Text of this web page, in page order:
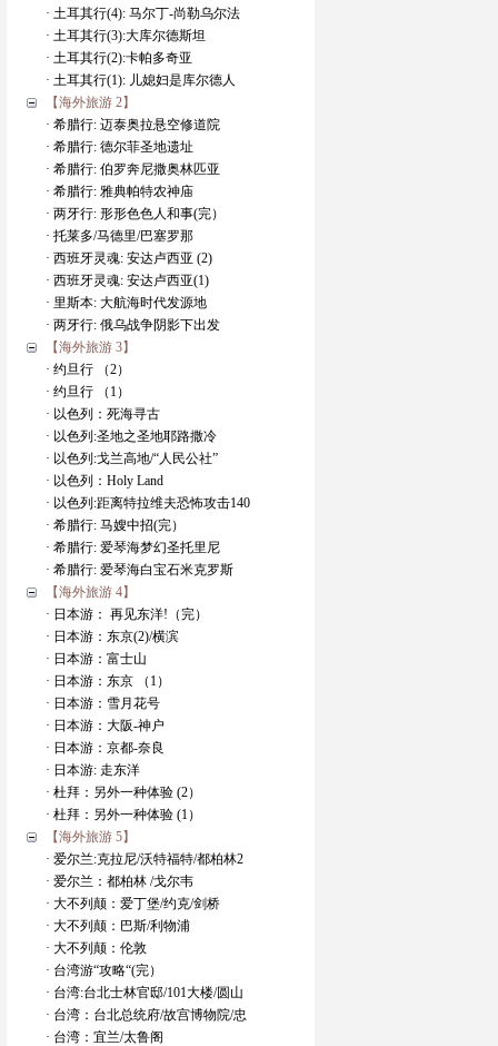
· 土耳其行(4): 马尔丁-尚勒乌尔法
· 土耳其行(3):大库尔德斯坦
· 土耳其行(2):卡帕多奇亚
· 土耳其行(1): 儿媳妇是库尔德人
【海外旅游 2】
· 希腊行: 迈泰奥拉悬空修道院
· 希腊行: 德尔菲圣地遗址
· 希腊行: 伯罗奔尼撒奥林匹亚
· 希腊行: 雅典帕特农神庙
· 两牙行: 形形色色人和事(完）
· 托莱多/马德里/巴塞罗那
· 西班牙灵魂: 安达卢西亚 (2)
· 西班牙灵魂: 安达卢西亚(1)
· 里斯本: 大航海时代发源地
· 两牙行: 俄乌战争阴影下出发
【海外旅游 3】
· 约旦行 （2）
· 约旦行 （1）
· 以色列：死海寻古
· 以色列:圣地之圣地耶路撒冷
· 以色列:戈兰高地/“人民公社”
· 以色列：Holy Land
· 以色列:距离特拉维夫恐怖攻击140
· 希腊行: 马嫂中招(完）
· 希腊行: 爱琴海梦幻圣托里尼
· 希腊行: 爱琴海白宝石米克罗斯
【海外旅游 4】
· 日本游： 再见东洋!（完）
· 日本游：东京(2)/横滨
· 日本游：富士山
· 日本游：东京 （1）
· 日本游：雪月花号
· 日本游：大阪-神户
· 日本游：京都-奈良
· 日本游: 走东洋
· 杜拜：另外一种体验 (2）
· 杜拜：另外一种体验 (1）
【海外旅游 5】
· 爱尔兰:克拉尼/沃特福特/都柏林2
· 爱尔兰：都柏林 /戈尔韦
· 大不列颠：爱丁堡/约克/剑桥
· 大不列颠：巴斯/利物浦
· 大不列颠：伦敦
· 台湾游“攻略“(完）
· 台湾:台北士林官邸/101大楼/圆山
· 台湾：台北总统府/故宫博物院/忠
· 台湾：宜兰/太鲁阁